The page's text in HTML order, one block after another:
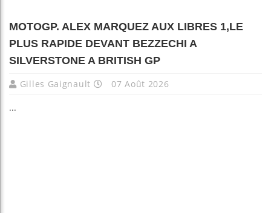
MOTOGP. ALEX MARQUEZ AUX LIBRES 1,LE
PLUS RAPIDE DEVANT BEZZECHI A
SILVERSTONE A BRITISH GP
Gilles Gaignault 07 Août 2026
...